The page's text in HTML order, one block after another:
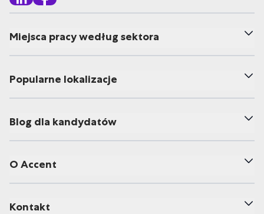
Miejsca pracy według sektora
Popularne lokalizacje
Blog dla kandydatów
O Accent
Kontakt